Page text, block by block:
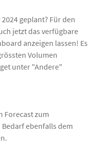
geplant? Für den
jetzt das verfügbare
anzeigen lassen! Es
Volumen
unter "Andere"
Forecast zum
ebenfalls dem